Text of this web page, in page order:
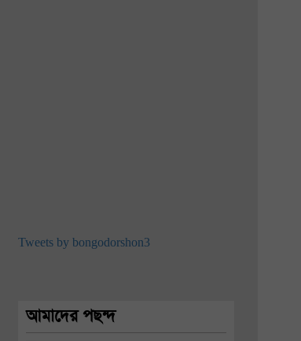
Tweets by bongodorshon3
আমাদের পছন্দ